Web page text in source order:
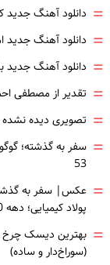
= دانلود آهنگ جدید
= دانلود آهنگ جدید
= دانلود آهنگ جدید
= تقدیر از مصطفی
= تصویری دیده
=
53
= عکس| سفر به
پولاد کیمیایی؛ دهه 60
= بهترین دیسک چرخ
(سوراخ‌دار و ساده)